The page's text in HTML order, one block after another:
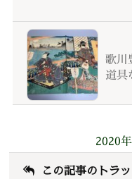
歌川
道具
2020
この記事のトラ